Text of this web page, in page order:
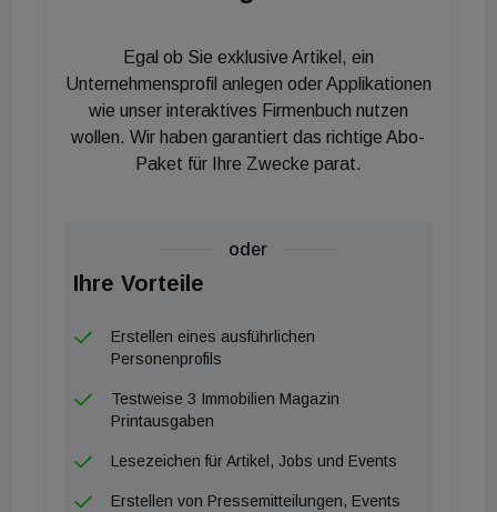
Basis von drei Paketen umfassend zu
Mietwohnungsangeboten beraten zu lassen. Dabei
spielt es keine Rolle, wer die Objekte vermarktet.
Nach einer erfolgreichen Besichtigung werden
verschiedene Aspekte geprüft, darunter offene
Kund:innen ermöglichen, ohne Unklarheiten in ihr
neues Zuhause einzuziehen.
Egal ob Sie exklusive Artikel, ein
Unternehmensprofil anlegen oder Applikationen
wie unser interaktives Firmenbuch nutzen
wollen. Wir haben garantiert das richtige Abo-
Paket für Ihre Zwecke parat.
oder
Ihre Vorteile
Erstellen eines ausführlichen
Personenprofils
Testweise 3 Immobilien Magazin
Printausgaben
Lesezeichen für Artikel, Jobs und Events
Erstellen von Pressemitteilungen, Events